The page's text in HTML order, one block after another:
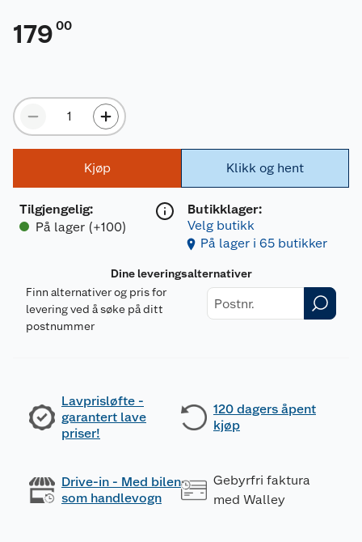
179 00
Kjøp
Tilgjengelig:
På lager (+100)
Klikk og hent
Butikklager:
Velg butikk
På lager i 65 butikker
Dine leveringsalternativer
Finn alternativer og pris for
levering ved å søke på ditt
postnummer
Lavprisløfte -
garantert lave
priser!
120 dagers åpent
kjøp
Drive-in - Med bilen
som handlevogn
Gebyrfri faktura
med Walley